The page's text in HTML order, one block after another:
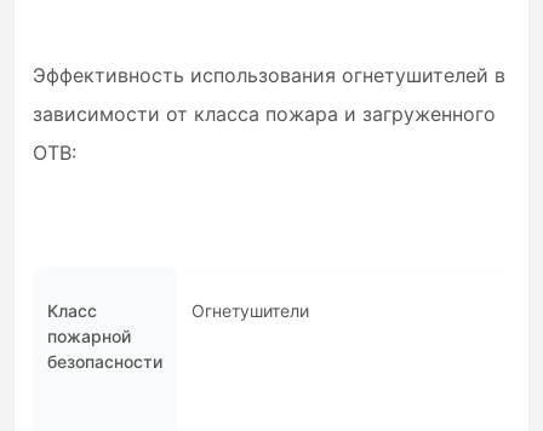
Эффективность использования огнетушителей в
зависимости от класса пожара и загруженного
ОТВ:
Класс
пожарной
безопасности
Огнетушители